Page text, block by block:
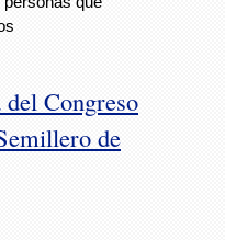
Congreso
de